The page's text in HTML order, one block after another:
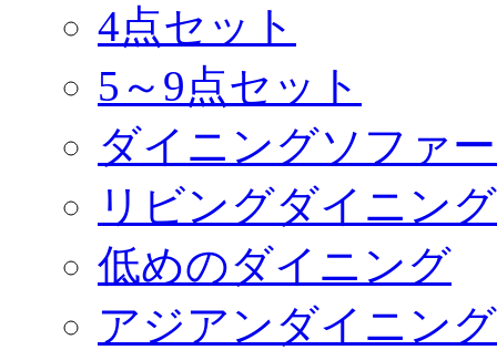
4点セット
5～9点セット
ダイニングソファ
リビングダイニン
低めのダイニング
アジアンダイニング